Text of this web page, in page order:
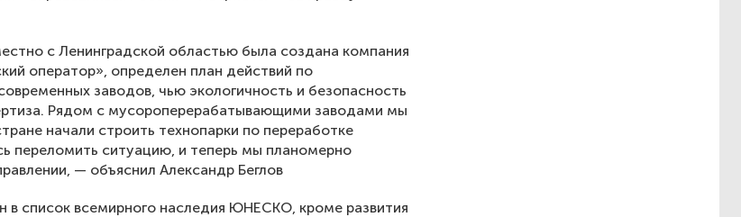
с Ленинградской областью была создана компания
оператор», определен план действий по
заводов, чью экологичность и безопасность
Рядом с мусороперерабатывающими заводами мы
начали строить технопарки по переработке
переломить ситуацию, и теперь мы планомерно
— объяснил Александр Беглов
в список всемирного наследия ЮНЕСКО, кроме развития